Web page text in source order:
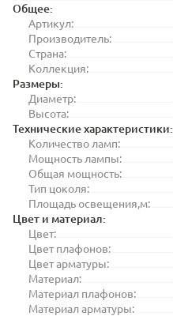
Общее:
Артикул:
Производитель:
Страна:
Коллекция:
Размеры:
Диаметр:
Высота:
Технические характеристики:
Количество ламп:
Мощность лампы:
Общая мощность:
Тип цоколя:
Площадь освещения,м:
Цвет и материал:
Цвет:
Цвет плафонов:
Цвет арматуры:
Материал:
Материал плафонов:
Материал арматуры: